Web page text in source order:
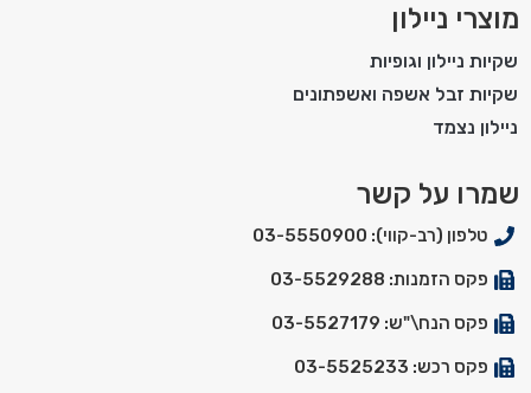
מוצרי ניילון
שקיות ניילון וגופיות
שקיות זבל אשפה ואשפתונים
ניילון נצמד
שמרו על קשר
טלפון (רב-קווי): 03-5550900
פקס הזמנות: 03-5529288
פקס הנח\"ש: 03-5527179
פקס רכש: 03-5525233